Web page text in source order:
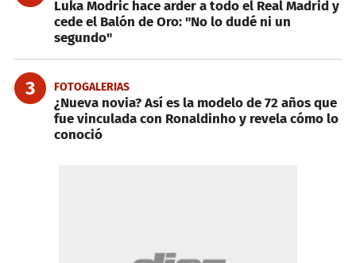
Luka Modric hace arder a todo el Real Madrid y
cede el Balón de Oro: "No lo dudé ni un
segundo"
3 FOTOGALERIAS
¿Nueva novia? Así es la modelo de 72 años que
fue vinculada con Ronaldinho y revela cómo lo
conoció